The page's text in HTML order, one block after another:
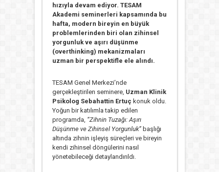
hızıyla devam ediyor. TESAM
Akademi seminerleri kapsamında bu
hafta, modern bireyin en büyük
problemlerinden biri olan zihinsel
yorgunluk ve aşırı düşünme
(overthinking) mekanizmaları
uzman bir perspektifle ele alındı.
TESAM Genel Merkezi’nde
gerçekleştirilen seminere, Uzman Klinik
Psikolog Sebahattin Ertuç konuk oldu.
Yoğun bir katılımla takip edilen
programda, “Zihnin Tuzağı: Aşırı
Düşünme ve Zihinsel Yorgunluk”başlığı
altında zihnin işleyiş süreçleri ve bireyin
kendi zihinsel döngülerini nasıl
yönetebileceği detaylandırıldı.